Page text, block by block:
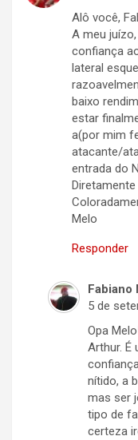
Alô você,
A meu
confiança
lateral
baixo
estar
a(por mim
atacante/
entrada do
Diretamente
Melo
Responder
Fabiano
5 de
Opa
Arthur. É
nítido, a
mas ser
tipo de
certeza